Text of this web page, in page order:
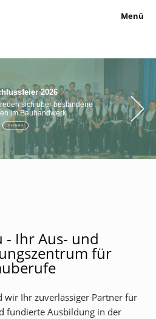
Menü
reuen sich über bestandene
en im Bauhandwerk
2026
Zum Artikel
- Ihr Aus- und
für
wir Ihr zuverlässiger Partner für
fundierte Ausbildung in der